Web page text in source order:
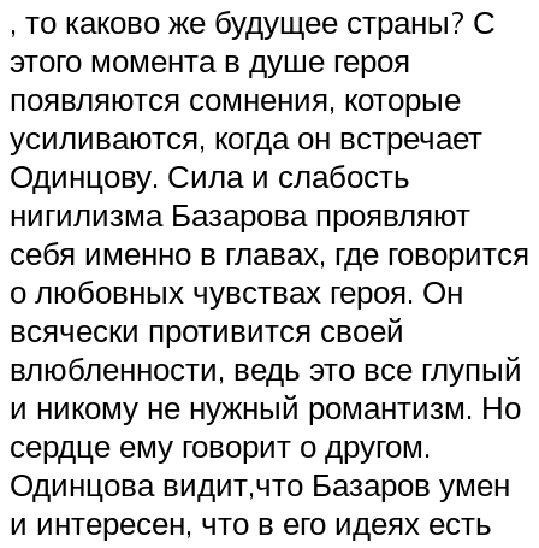
, то каково же будущее страны? С
этого момента в душе героя
появляются сомнения, которые
усиливаются, когда он встречает
Одинцову. Сила и слабость
нигилизма Базарова проявляют
себя именно в главах, где говорится
о любовных чувствах героя. Он
всячески противится своей
влюбленности, ведь это все глупый
и никому не нужный романтизм. Но
сердце ему говорит о другом.
Одинцова видит,что Базаров умен
и интересен, что в его идеях есть